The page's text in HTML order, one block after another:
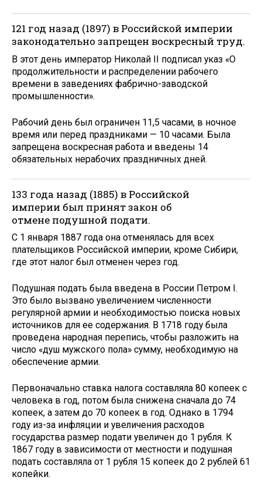
121 год назад (1897) в Российской империи
законодательно запрещен воскресный труд.
В этот день император Николай II подписал указ «О
продолжительности и распределении рабочего
времени в заведениях фабрично-заводской
промышленности».
Рабо­чий день был ограничен 11,5 часами, в ночное
время или перед праздниками — 10 часами. Была
запрещена воскресная работа и введены 14
обязательных нерабочих праздничных дней.
133 года назад (1885) в Российской
империи был принят закон об
отмене подушной подати.
С 1 января 1887 года она отменялась для всех
плательщиков Российской империи, кроме Сибири,
где этот налог был отменен через год.
Подушная подать была введена в России Петром I.
Это было вызвано увеличением численности
регулярной армии и необходимостью поиска новых
источников для ее содержания. В 1718 году была
проведена народная перепись, чтобы разложить на
число «душ мужского пола» сумму, необходимую на
обеспечение армии.
Первоначально ставка налога составляла 80 копеек с
человека в год, потом была снижена сначала до 74
копеек, а затем до 70 копеек в год. Однако в 1794
году из-за инфляции и увеличения расходов
государства размер подати увеличен до 1 рубля. К
1867 году в зависимости от местности и подушная
подать составляла от 1 рубля 15 копеек до 2 рублей 61
копейки.